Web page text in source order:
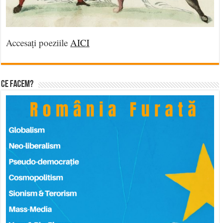
Accesați poeziile AICI
Ce facem?